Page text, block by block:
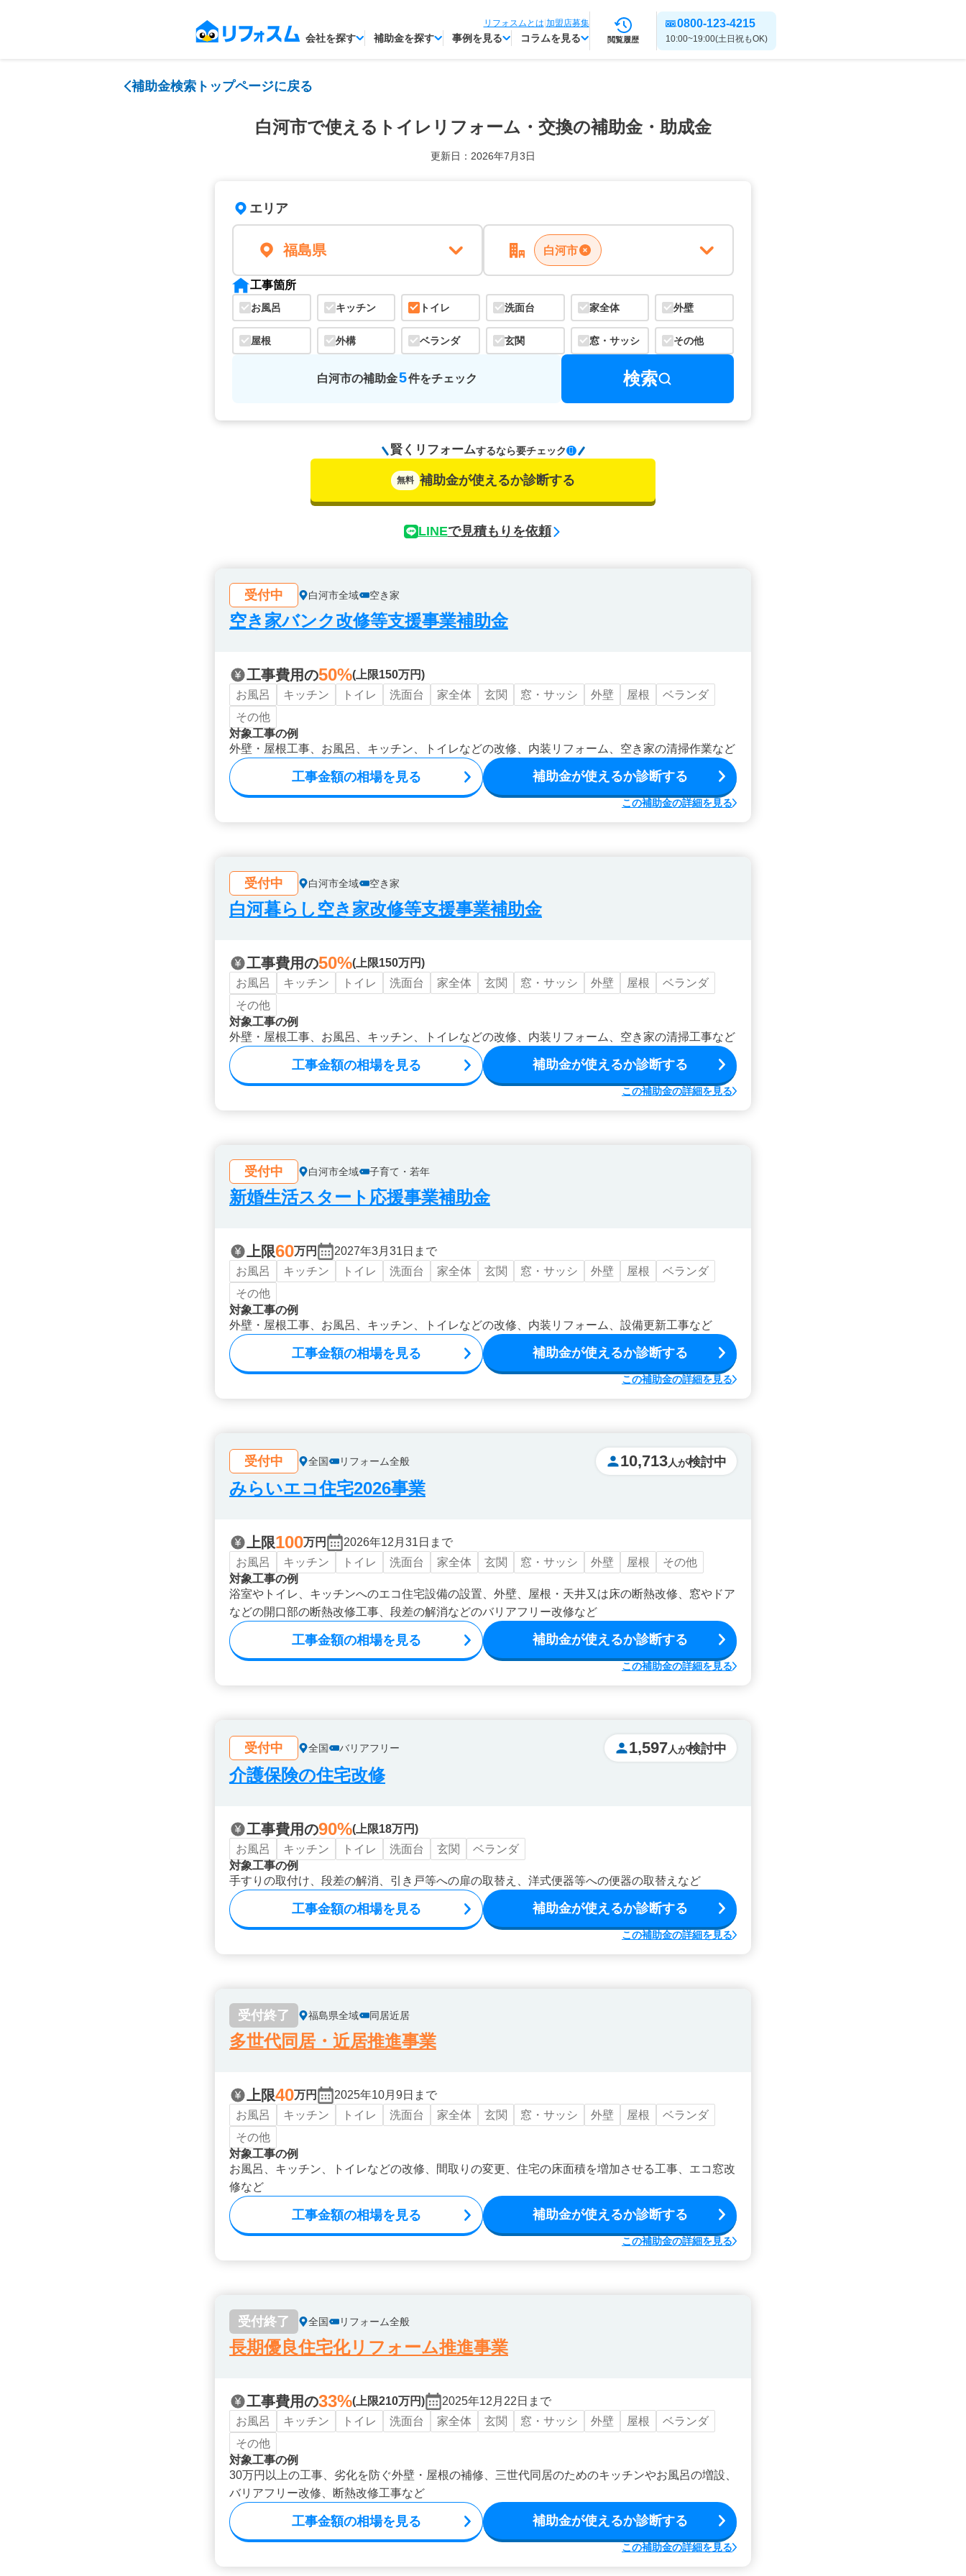
リフォスムとは|加盟店募集
会社を探す 補助金を探す 事例を見る コラムを見る 閲覧履歴
0800-123-4215
10:00~19:00(土日祝もOK)
補助金検索トップページに戻る
白河市で使える トイレリフォーム・交換の補助金・助成金
更新日：2026年7月3日
エリア
福島県 白河市
工事箇所
お風呂 キッチン トイレ 洗面台 家全体 外壁
屋根 外構 ベランダ 玄関 窓・サッシ その他
白河市の補助金5件をチェック 検索
賢くリフォームするなら要チェック
無料 補助金が使えるか診断する
LINEで見積もりを依頼
受付中 白河市全域 空き家
空き家バンク改修等支援事業補助金
工事費用の50%(上限150万円)
お風呂
キッチン トイレ 洗面台 家全体 玄関 窓・サッシ 外壁 屋根
ベランダ
その他
対象工事の例
外壁・屋根工事、お風呂、キッチン、トイレなどの改修、内装リフォーム、空き家の清掃作業など
工事金額の相場を見る 補助金が使えるか診断する
この補助金の詳細を見る
受付中 白河市全域 空き家
白河暮らし空き家改修等支援事業補助金
工事費用の50%(上限150万円)
お風呂
キッチン トイレ 洗面台 家全体 玄関 窓・サッシ 外壁 屋根
ベランダ
その他
対象工事の例
外壁・屋根工事、お風呂、キッチン、トイレなどの改修、内装リフォーム、空き家の清掃工事など
工事金額の相場を見る 補助金が使えるか診断する
この補助金の詳細を見る
受付中 白河市全域 子育て・若年
新婚生活スタート応援事業補助金
上限60万円
2027年3月31日まで
お風呂
キッチン トイレ 洗面台 家全体 玄関 窓・サッシ 外壁 屋根
ベランダ
その他
対象工事の例
外壁・屋根工事、お風呂、キッチン、トイレなどの改修、内装リフォーム、設備更新工事など
工事金額の相場を見る 補助金が使えるか診断する
この補助金の詳細を見る
受付中 全国 リフォーム全般 10,713人が検討中
みらいエコ住宅2026事業
上限100万円
2026年12月31日まで
お風呂
キッチン トイレ 洗面台 家全体 玄関 窓・サッシ 外壁 屋根
その他
対象工事の例
浴室やトイレ、キッチンへのエコ住宅設備の設置、外壁、屋根・天井又は床の断熱改修、窓やドア
などの開口部の断熱改修工事、段差の解消などのバリアフリー改修など
工事金額の相場を見る 補助金が使えるか診断する
この補助金の詳細を見る
受付中 全国 バリアフリー 1,597人が検討中
介護保険の住宅改修
工事費用の90%(上限18万円)
お風呂
キッチン トイレ 洗面台 玄関
ベランダ
対象工事の例
手すりの取付け、段差の解消、引き戸等への扉の取替え、洋式便器等への便器の取替えなど
工事金額の相場を見る 補助金が使えるか診断する
この補助金の詳細を見る
受付終了 福島県全域 同居近居
多世代同居・近居推進事業
上限40万円
2025年10月9日まで
お風呂
キッチン トイレ 洗面台 家全体 玄関 窓・サッシ 外壁 屋根
ベランダ
その他
対象工事の例
お風呂、キッチン、トイレなどの改修、間取りの変更、住宅の床面積を増加させる工事、エコ窓改
修など
工事金額の相場を見る 補助金が使えるか診断する
この補助金の詳細を見る
受付終了 全国 リフォーム全般
長期優良住宅化リフォーム推進事業
工事費用の33%(上限210万円)
2025年12月22日まで
お風呂
キッチン トイレ 洗面台 家全体 玄関 窓・サッシ 外壁 屋根
ベランダ
その他
対象工事の例
30万円以上の工事、劣化を防ぐ外壁・屋根の補修、三世代同居のためのキッチンやお風呂の増設、
バリアフリー改修、断熱改修工事など
工事金額の相場を見る 補助金が使えるか診断する
この補助金の詳細を見る